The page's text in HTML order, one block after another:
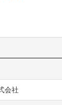
会社